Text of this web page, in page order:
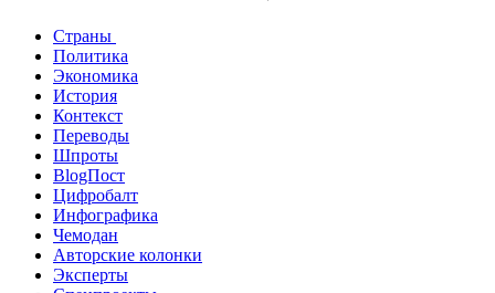
Страны
Политика
Экономика
История
Контекст
Переводы
Шпроты
BlogПост
Цифробалт
Инфографика
Чемодан
Авторские колонки
Эксперты